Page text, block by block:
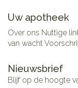
Uw apotheek
Over ons Nuttige
van wacht
Nieuwsbrief
Blijf op de hoogte